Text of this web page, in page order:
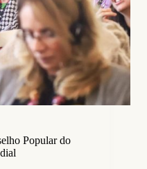
Popular do